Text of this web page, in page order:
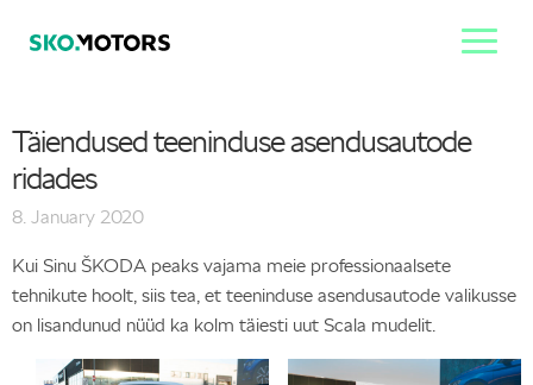
Täiendused teeninduse asendusautode
ridades
8. January 2020
Kui Sinu ŠKODA peaks vajama meie professionaalsete
tehnikute hoolt, siis tea, et teeninduse asendusautode valikusse
on lisandunud nüüd ka kolm täiesti uut Scala mudelit.